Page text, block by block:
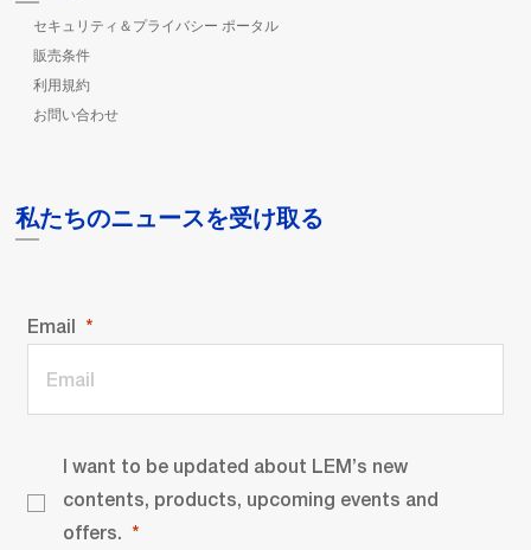
セキュリティ＆プライバシー ポータル
販売条件
利用規約
お問い合わせ
私たちのニュースを受け取る
Email
I want to be updated about LEM’s new
contents, products, upcoming events and
offers.